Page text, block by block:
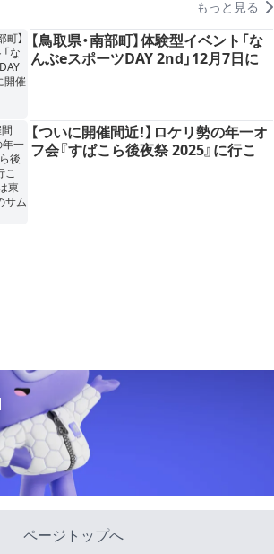
もっと見る
【鳥取県・南部町】体験型イベント「な
んぶeスポーツDAY 2nd」12月7日に
【ついに開催間近！】ロケリ勢の年一オ
フ会『すぱこら後夜祭 2025』に行こ
ページトップへ